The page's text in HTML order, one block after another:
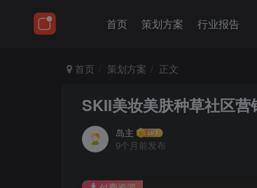
首页 策划方案 行业报告
首页 策划方案 正文
SKII美妆美肤种草社区营
岛主
9个月前发布